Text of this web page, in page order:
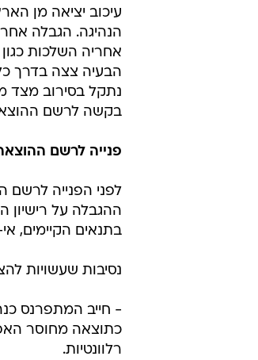
עיכוב יציאה מן
הנהיגה. הגבלה
אחריה השלכות
הבעיה צצה בדרך
נתקל בסירוב מצד
בקשה לרשם
פנייה לרשם
לפני הפנייה לרשם
ההגבלה על
בתנאים הקיימים,
נסיבות שעשויות
- חייב המתפרנס
כתוצאה מחוסר
רלוונטיות.